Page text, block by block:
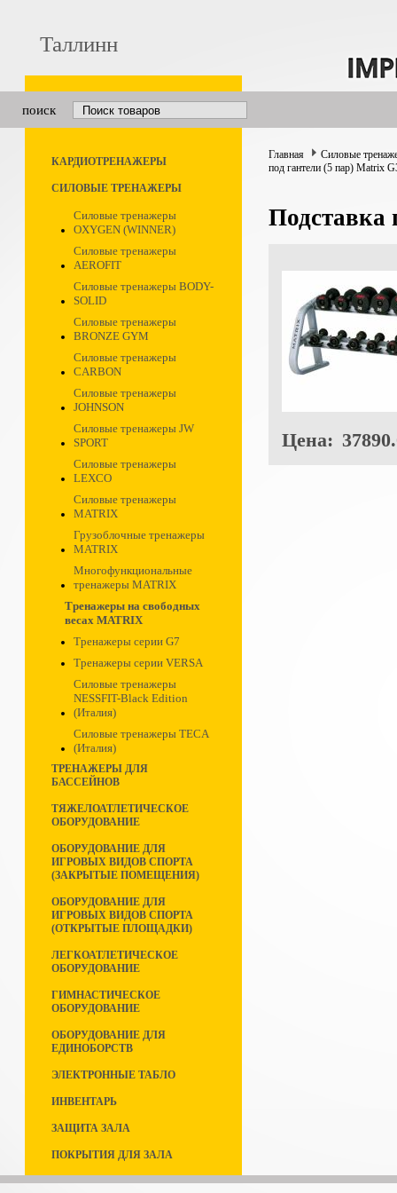
Таллинн
поиск
КАРДИОТРЕНАЖЕРЫ
СИЛОВЫЕ ТРЕНАЖЕРЫ
Силовые тренажеры
OXYGEN (WINNER)
Силовые тренажеры
AEROFIT
Силовые тренажеры BODY-
SOLID
Силовые тренажеры
BRONZE GYM
Силовые тренажеры
CARBON
Силовые тренажеры
JOHNSON
Силовые тренажеры JW
SPORT
Силовые тренажеры
LEXCO
Силовые тренажеры
MATRIX
Грузоблочные тренажеры
MATRIX
Многофункциональные
тренажеры MATRIX
Тренажеры на свободных
весах MATRIX
Тренажеры серии G7
Тренажеры серии VERSA
Силовые тренажеры
NESSFIT-Black Edition
(Италия)
Силовые тренажеры TECA
(Италия)
ТРЕНАЖЕРЫ ДЛЯ
БАССЕЙНОВ
ТЯЖЕЛОАТЛЕТИЧЕСКОЕ
ОБОРУДОВАНИЕ
ОБОРУДОВАНИЕ ДЛЯ
ИГРОВЫХ ВИДОВ СПОРТА
(ЗАКРЫТЫЕ ПОМЕЩЕНИЯ)
ОБОРУДОВАНИЕ ДЛЯ
ИГРОВЫХ ВИДОВ СПОРТА
(ОТКРЫТЫЕ ПЛОЩАДКИ)
ЛЕГКОАТЛЕТИЧЕСКОЕ
ОБОРУДОВАНИЕ
ГИМНАСТИЧЕСКОЕ
ОБОРУДОВАНИЕ
ОБОРУДОВАНИЕ ДЛЯ
ЕДИНОБОРСТВ
ЭЛЕКТРОННЫЕ ТАБЛО
ИНВЕНТАРЬ
ЗАЩИТА ЗАЛА
ПОКРЫТИЯ ДЛЯ ЗАЛА
Главная
Силовые
под гантели (5 пар) Matrix
Подставка
Цена: